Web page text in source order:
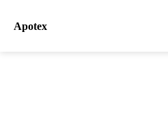
Apotex